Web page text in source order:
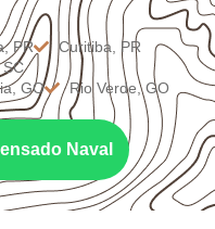
PR
Curitiba, PR
GO
Rio Verde, GO
Naval